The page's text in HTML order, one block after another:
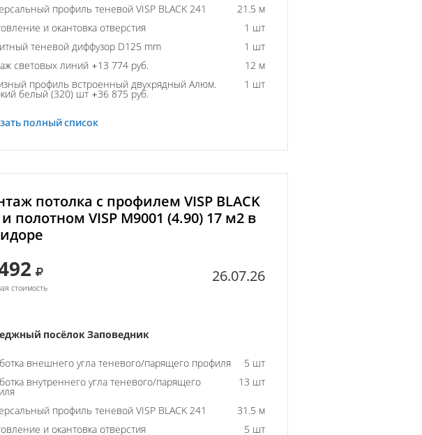
профиль теневой VISP BLACK 241
21.5 м
и окантовка отверстия
1 шт
теневой диффузор D125 mm
1 шт
световых линий +13 774 руб.
12 м
профиль встроенный двухрядный Алюм.
белый (320) шт +36 875 руб.
1 шт
полный список
потолка с профилем VISP BLACK
полотном VISP M9001 (4.90) 17 м2 в
стоимость
26.07.26
посёлок Заповедник
внешнего угла теневого/парящего профиля
5 шт
внутреннего угла теневого/парящего
13 шт
профиль теневой VISP BLACK 241
31.5 м
и окантовка отверстия
5 шт